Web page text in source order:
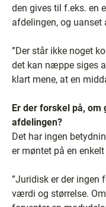
den gives til f.eks. en
afdelingen, og uanset
”Der står ikke noget
det kan næppe siges
klart mene, at en
Er der forskel på, om
afdelingen?
Det har ingen
er møntet på en
”Juridisk er der ingen
værdi og størrelse.